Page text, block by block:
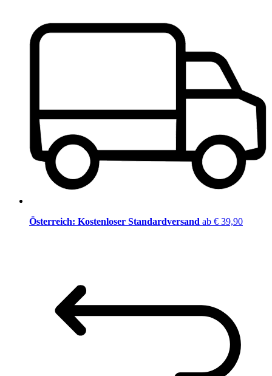
Österreich: Kostenloser Standardversand ab € 39,90